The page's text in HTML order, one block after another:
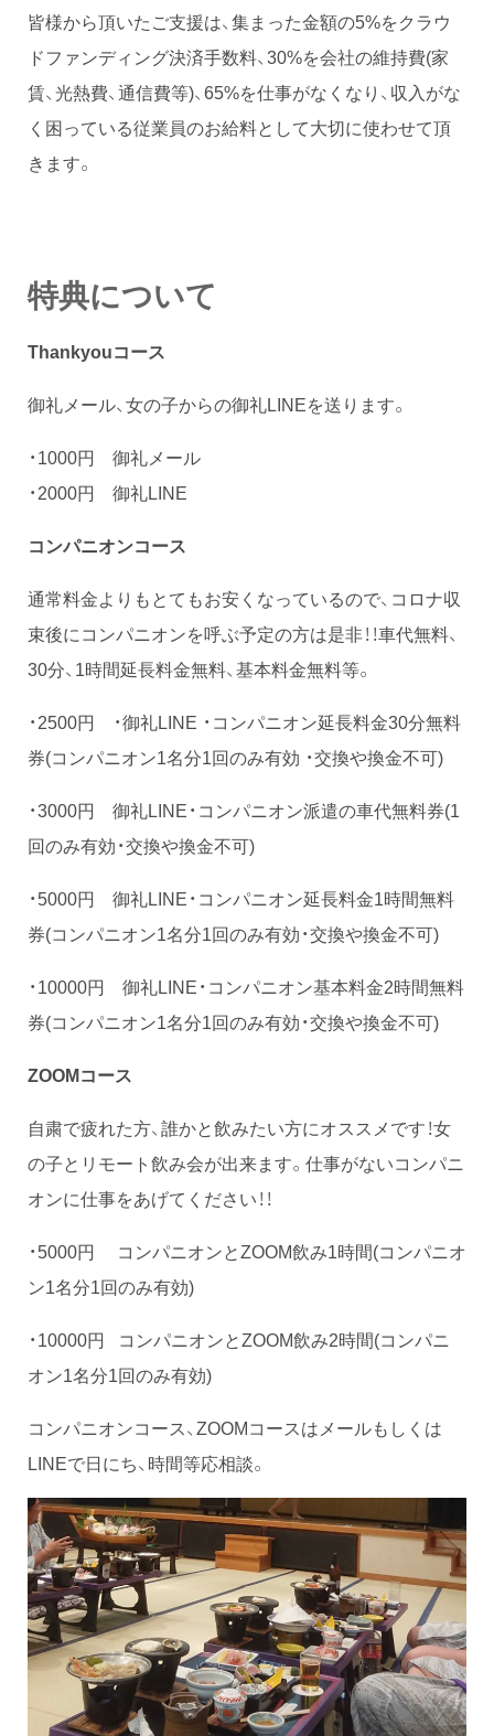
皆様から頂いたご支援は、集まった金額の5%をクラウ
ドファンディング決済手数料、30%を会社の維持費(家
賃、光熱費、通信費等)、65%を仕事がなくなり、収入がな
く困っている従業員のお給料として大切に使わせて頂
きます。
特典について
Thankyouコース
御礼メール、女の子からの御礼LINEを送ります。
・1000円 御礼メール
・2000円 御礼LINE
コンパニオンコース
通常料金よりもとてもお安くなっているので、コロナ収
束後にコンパニオンを呼ぶ予定の方は是非！！車代無料、
30分、1時間延長料金無料、基本料金無料等。
・2500円 ・御礼LINE ・コンパニオン延長料金30分無料
券(コンパニオン1名分1回のみ有効 ・交換や換金不可)
・3000円 御礼LINE・コンパニオン派遣の車代無料券(1
回のみ有効・交換や換金不可)
・5000円 御礼LINE・コンパニオン延長料金1時間無料
券(コンパニオン1名分1回のみ有効・交換や換金不可)
・10000円 御礼LINE・コンパニオン基本料金2時間無料
券(コンパニオン1名分1回のみ有効・交換や換金不可)
ZOOMコース
自粛で疲れた方、誰かと飲みたい方にオススメです！女
の子とリモート飲み会が出来ます。仕事がないコンパニ
オンに仕事をあげてください！！
・5000円 コンパニオンとZOOM飲み1時間(コンパニオ
ン1名分1回のみ有効)
・10000円 コンパニオンとZOOM飲み2時間(コンパニ
オン1名分1回のみ有効)
コンパニオンコース、ZOOMコースはメールもしくは
LINEで日にち、時間等応相談。